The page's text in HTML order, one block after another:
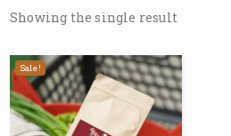
Showing the single result
Sale!